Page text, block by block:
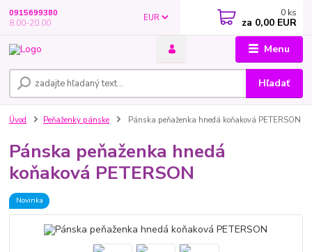
Menu
EUR
Hľadať
0915699380
8.00-20.00
0 ks
za 0,00 EUR
Úvod Peňaženky pánske Pánska peňaženka hnedá koňaková PETERSON
Pánska peňaženka hnedá
koňaková PETERSON
Novinka